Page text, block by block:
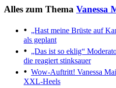
Alles zum Thema Vanessa
„Hast meine Brüste auf
als geplant
„Das ist so eklig“
die reagiert stinksauer
Wow-Auftritt! Vanessa
XXL-Heels